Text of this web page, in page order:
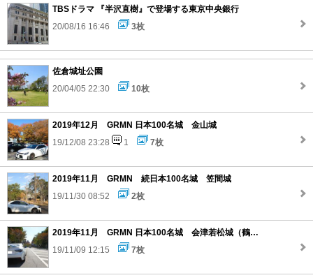
TBSドラマ 『半沢直樹』で登場する東京中央銀行
20/08/16 16:46
3枚
佐倉城址公園
20/04/05 22:30
10枚
2019年12月 GRMN 日本100名城 金山城
19/12/08 23:28
1 7枚
2019年11月 GRMN 続日本100名城 笠間城
19/11/30 08:52
2枚
2019年11月 GRMN 日本100名城 会津若松城（鶴ヶ城）
19/11/09 12:15
7枚